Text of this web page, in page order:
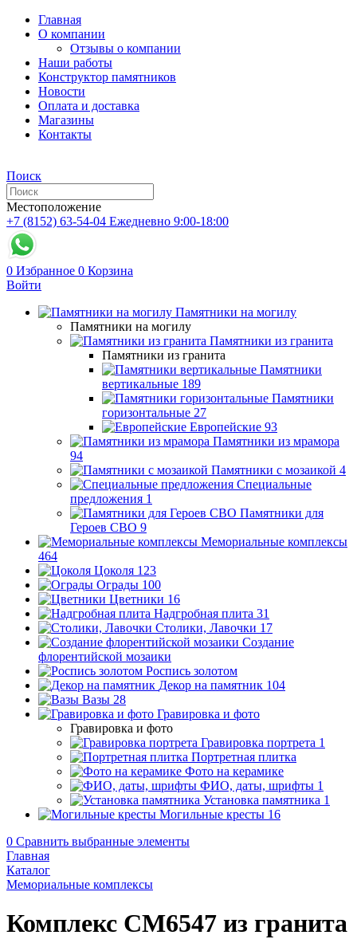
Главная
О компании
Отзывы о компании
Наши работы
Конструктор памятников
Новости
Оплата и доставка
Магазины
Контакты
Поиск
Местоположение
+7 (8152) 63-54-04 Ежедневно 9:00-18:00
0 Избранное 0 Корзина
Войти
Памятники на могилу
Памятники на могилу
Памятники из гранита
Памятники из гранита
Памятники
вертикальные 189
Памятники
горизонтальные 27
Европейские 93
Памятники из мрамора
94
Памятники с мозаикой 4
Специальные
предложения 1
Памятники для
Героев СВО 9
Мемориальные комплексы
464
Цоколя 123
Ограды 100
Цветники 16
Надгробная плита 31
Столики, Лавочки 17
Создание
флорентийской мозаики
Роспись золотом
Декор на памятник 104
Вазы 28
Гравировка и фото
Гравировка и фото
Гравировка портрета 1
Портретная плитка
Фото на керамике
ФИО, даты, шрифты 1
Установка памятника 1
Могильные кресты 16
0 Сравнить выбранные элементы
Главная
Каталог
Мемориальные комплексы
Комплекс CM6547 из гранита